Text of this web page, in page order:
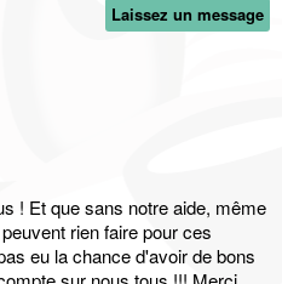
Laissez un message
! Et que sans notre aide, même
rien faire pour ces
eu la chance d'avoir de bons